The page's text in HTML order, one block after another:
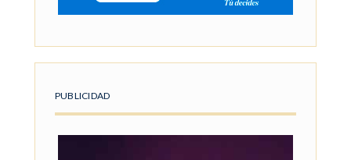
PUBLICIDAD